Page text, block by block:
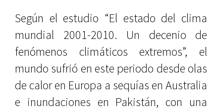
Según el estudio “El estado del clima
mundial 2001-2010. Un decenio de
fenómenos climáticos extremos”, el
mundo sufrió en este periodo desde olas
de calor en Europa a sequías en Australia
e inundaciones en Pakistán, con una